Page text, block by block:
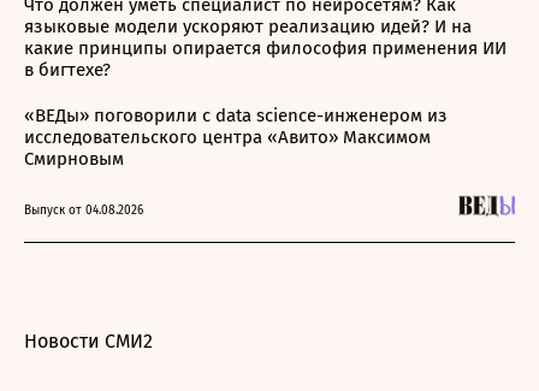
Что должен уметь специалист по нейросетям? Как
языковые модели ускоряют реализацию идей? И на
какие принципы опирается философия применения ИИ
в бигтехе?
«ВЕДы» поговорили с data science-инженером из
исследовательского центра «Авито» Максимом
Смирновым
Выпуск от 04.08.2026
Новости СМИ2